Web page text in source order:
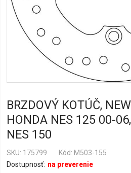
BRZDOVÝ KOTÚČ,
HONDA NES 125 00-
NES 150
Dostupnosť: na preverenie
SKU 175799 Kód: M503-155